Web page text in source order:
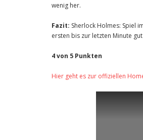
wenig her.
Fazit: Sherlock Holmes: Spiel
ersten bis zur letzten Minute
4 von 5 Punkten
Hier geht es zur offiziellen